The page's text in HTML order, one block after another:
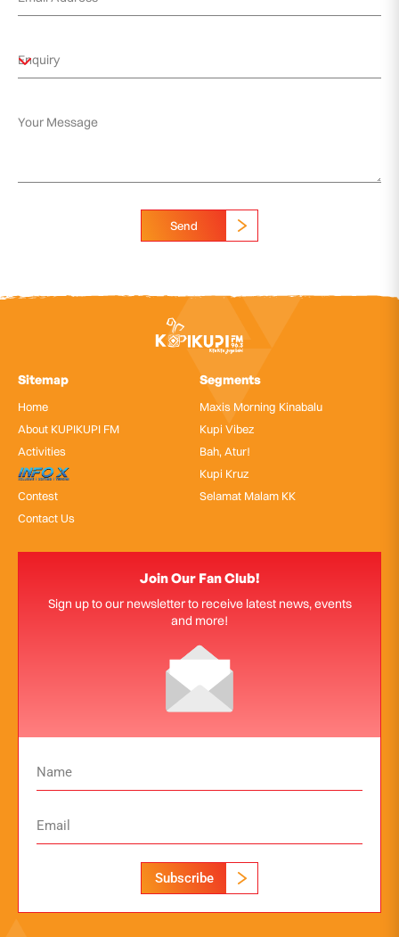
Send
Sitemap
Home
About KUPIKUPI FM
Activities
InfoX
Contest
Contact Us
Segments
Maxis Morning Kinabalu
Kupi Vibez
Bah, Atur!
Kupi Kruz
Selamat Malam KK
Join Our Fan Club!
Sign up to our newsletter to receive latest news, events
and more!
Subscribe